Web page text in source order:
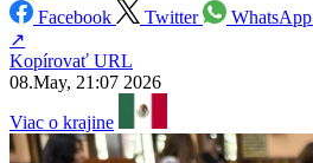
Facebook
Twitter WhatsApp
↗
Kopírovať URL
08.May, 21:07 2026
Viac o krajine